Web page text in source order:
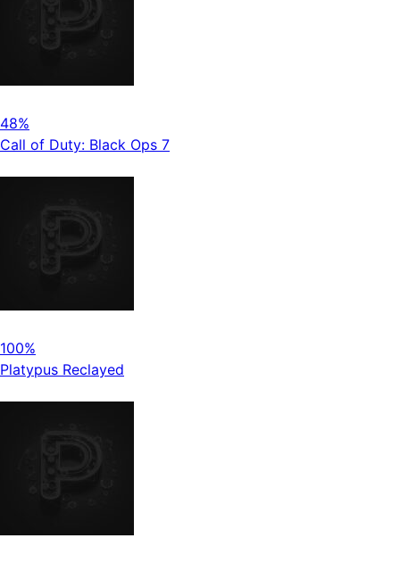
48%
Call of Duty: Black Ops 7
100%
Platypus Reclayed